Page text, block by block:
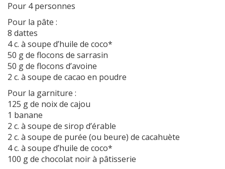
Pour 4 personnes
Pour la pâte :
8 dattes
4 c. à soupe d’huile de coco*
50 g de flocons de sarrasin
50 g de flocons d’avoine
2 c. à soupe de cacao en poudre
Pour la garniture :
125 g de noix de cajou
1 banane
2 c. à soupe de sirop d’érable
2 c. à soupe de purée (ou beure) de cacahuète
4 c. à soupe d’huile de coco*
100 g de chocolat noir à pâtisserie